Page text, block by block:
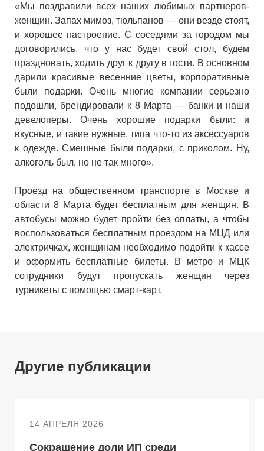
«Мы поздравили всех наших любимых партнеров-
женщин. Запах мимоз, тюльпанов — они везде стоят,
и хорошее настроение. С соседями за городом мы
договорились, что у нас будет свой стол, будем
праздновать, ходить друг к другу в гости. В основном
дарили красивые весенние цветы, корпоративные
были подарки. Очень многие компании серьезно
подошли, брендировали к 8 Марта — банки и наши
девелоперы. Очень хорошие подарки были: и
вкусные, и такие нужные, типа что-то из аксессуаров
к одежде. Смешные были подарки, с приколом. Ну,
алкоголь был, но не так много».
Проезд на общественном транспорте в Москве и
области 8 Марта будет бесплатным для женщин. В
автобусы можно будет пройти без оплаты, а чтобы
воспользоваться бесплатным проездом на МЦД или
электричках, женщинам необходимо подойти к кассе
и оформить бесплатные билеты. В метро и МЦК
сотрудники будут пропускать женщин через
турникеты с помощью смарт-карт.
Другие публикации
14 АПРЕЛЯ 2026
Сокращение доли ИП среди